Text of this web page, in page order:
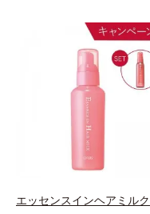
エッセンスインヘアミルク